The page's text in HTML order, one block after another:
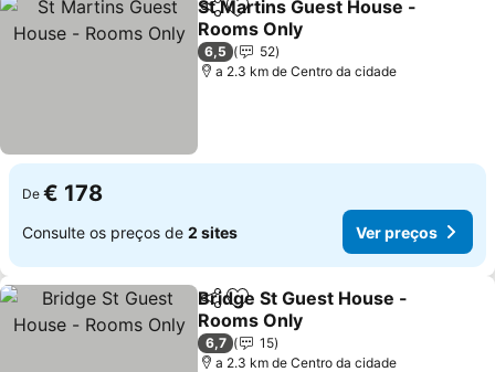
PartilharAdicionar aos favoritos
St Martins Guest House -
Rooms Only
Ver preços
6,5
52
a 2.3 km de Centro da cidade
De € 178
Consulte os preços de 2 sites Ver preços
PartilharAdicionar aos favoritos
Bridge St Guest House -
Rooms Only
Ver preços
6,7
15
a 2.3 km de Centro da cidade